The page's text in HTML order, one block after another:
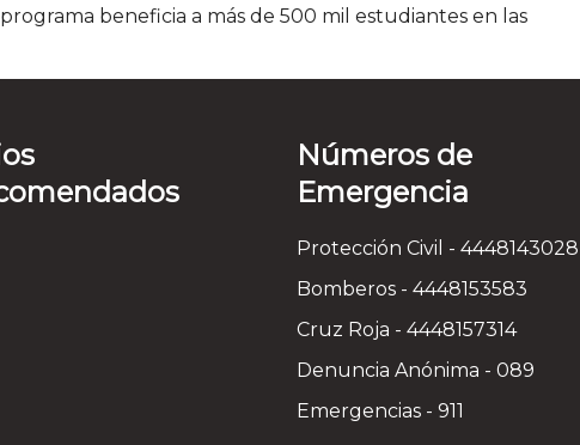
beneficia a más de 500 mil estudiantes en las
Números de
Emergencia
Protección Civil - 4448143028
Bomberos - 4448153583
Cruz Roja - 4448157314
Denuncia Anónima - 089
Emergencias - 911